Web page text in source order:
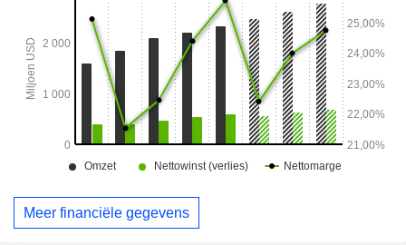
Meer financiële gegevens